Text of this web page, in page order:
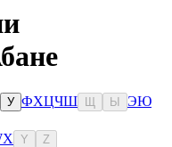
У ФХЦЧШ Ы ЭЮ
X Y Z